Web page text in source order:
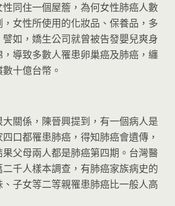
同住一個屋簷，為何女性肺癌人數
女性所使用的化妝品、保養品，多
如，嬌生公司就曾被告發嬰兒爽身
導致多數人罹患卵巢癌及肺癌，纏
十億台幣。
關係，陳晉興提到，有一個病人是
口都罹患肺癌，得知肺癌會遺傳，
父母兩人都是肺癌第四期。台灣醫
千人樣本調查，有肺癌家族病史的
子女等二等親罹患肺癌比一般人高